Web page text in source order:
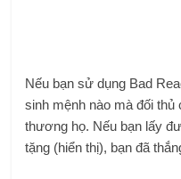
Nếu bạn sử dụng Bad
sinh mệnh nào mà đối
thương họ. Nếu bạn lấy
tặng (hiển thị), bạn đã